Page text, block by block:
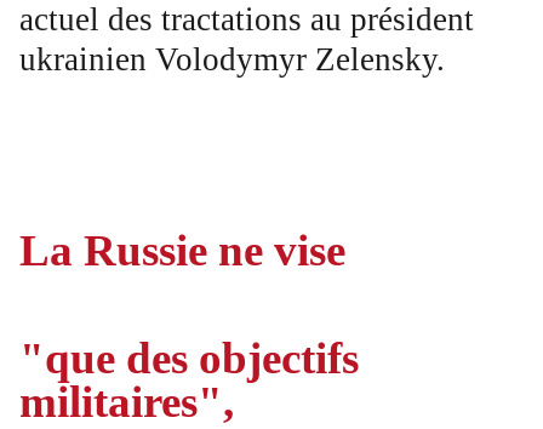
actuel des tractations au président
ukrainien Volodymyr Zelensky.
La Russie ne vise
"que des objectifs
militaires",